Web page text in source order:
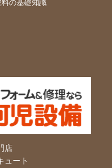
料の基礎知識
店
ュート